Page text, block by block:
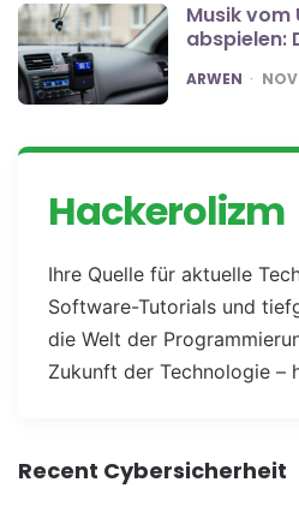
Musik vom
abspielen:
POSTED
ARWEN
Hackerolizm
Ihre Quelle für aktuelle
Software-Tutorials und
die Welt der
Zukunft der Technologie –
Recent Cybersicherheit